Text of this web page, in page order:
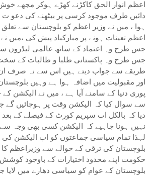
اعظم انوار الحق کاکڑنے کھڑے ہوکر مجھے خوش
دائیں طرف موجود کرسی پر بیٹھنے کی دعو ت
ہوا ، میں نے وزیر اعظم کو بلوچستان سے تعلق
اعظم تعینات ہونے پر مبارکباد پیش کی ،میں نے
جس طرح وہ اعتماد کے ساتھ عالمی لیڈروں سے
جس طرح وہ پاکستانی طلبا و طالبات کے
طریقے سے جواب دیتے ہیں اس سے نہ صرف
اور مقبولیت میں اضافہ ہوا ہے وہیں
پوری دنیا کے سامنے آیا ہے ، میں نے الیکشن
سے سوال کیا کہ الیکشن وقت پر ہوجائیں گے
دیا کہ بالکل اب سپریم کورٹ کے فیصلے کے
نہیں ہونا چاہیے کہ الیکشن کسی بھی وجہ
لہذا تمام سیاسی جماعتوں کو اب الیکشن کی
بلوچستان کی ترقی کے حوالے سے وزیراعظم کا
حکومت اپنے محدود اختیارات کے باوجود
بلوچستان کے عوام کو سیاسی دھارے میں لایا